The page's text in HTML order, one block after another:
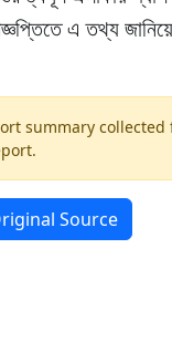
এ তথ্য
summary
Source